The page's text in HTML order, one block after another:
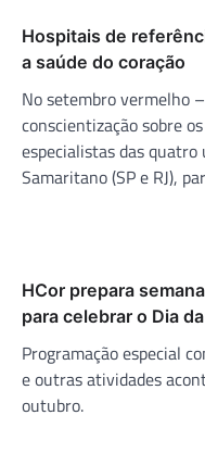
Hospitais de
a saúde do coração
No setembro vermelho
conscientização sobre
especialistas das
Samaritano (SP e RJ),
HCor prepara
para celebrar o Dia
Programação especial
e outras atividades
outubro.